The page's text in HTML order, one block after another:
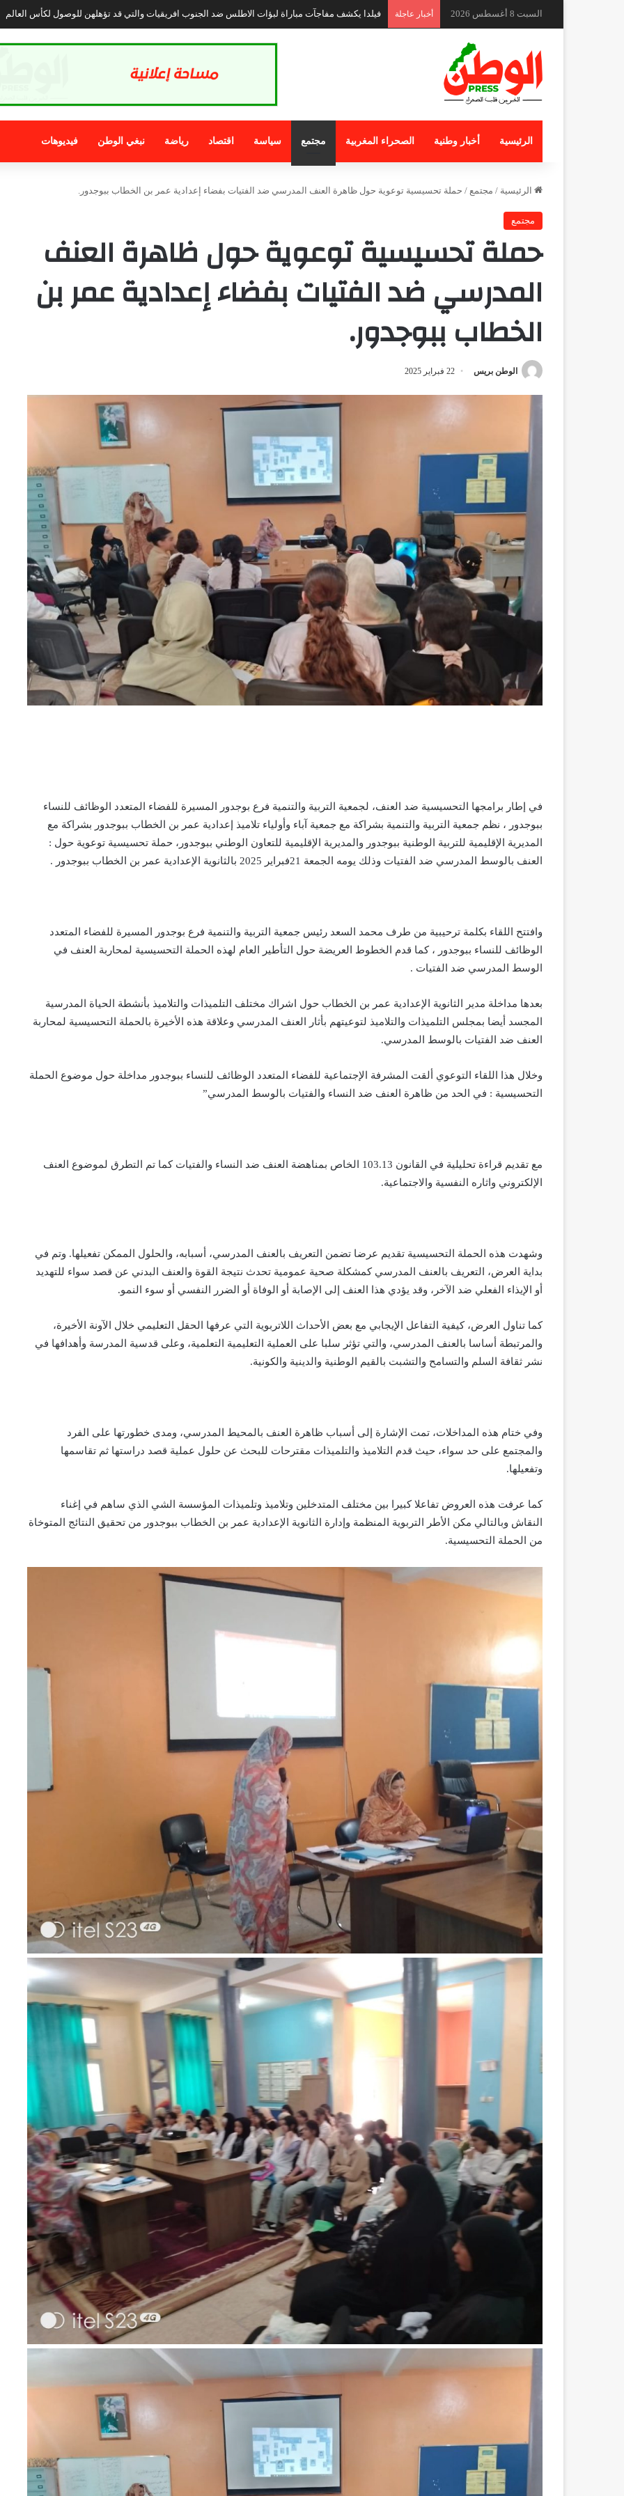
السبت 8 أغسطس 2026 أخبار عاجلة ندوة دولية بكوتونو تبرز وضعية المرأة بالأقاليم الجنوبية المغربية وتجارب التمكين في العالم :
الرئيسية أخبار وطنية الصحراء المغربية مجتمع سياسة اقتصاد رياضة نبغي الوطن فيديوهات
الرئيسية / مجتمع / حملة تحسيسية توعوية حول ظاهرة العنف المدرسي ضد الفتيات بفضاء إعدادية عمر بن الخطاب ببوجدور.
مجتمع
حملة تحسيسية توعوية حول ظاهرة العنف
المدرسي ضد الفتيات بفضاء إعدادية عمر بن
الخطاب ببوجدور.
الوطن بريس 22 فبراير 2025
في إطار برامجها التحسيسية ضد العنف، لجمعية التربية والتنمية فرع بوجدور المسيرة للفضاء المتعدد الوظائف للنساء
ببوجدور ، نظم جمعية التربية والتنمية بشراكة مع جمعية آباء وأولياء تلاميذ إعدادية عمر بن الخطاب ببوجدور بشراكة مع
المديرية الإقليمية للتربية الوطنية ببوجدور والمديرية الإقليمية للتعاون الوطني ببوجدور، حملة تحسيسية توعوية حول :
العنف بالوسط المدرسي ضد الفتيات وذلك يومه الجمعة 21فبراير 2025 بالثانوية الإعدادية عمر بن الخطاب ببوجدور .
وافتتح اللقاء بكلمة ترحيبية من طرف محمد السعد رئيس جمعية التربية والتنمية فرع بوجدور المسيرة للفضاء المتعدد
الوظائف للنساء ببوجدور ، كما قدم الخطوط العريضة حول التأطير العام لهذه الحملة التحسيسية لمحاربة العنف في
الوسط المدرسي ضد الفتيات .
بعدها مداخلة مدير الثانوية الإعدادية عمر بن الخطاب حول اشراك مختلف التلميذات والتلاميذ بأنشطة الحياة المدرسية
المجسد أيضا بمجلس التلميذات والتلاميذ لتوعيتهم بأثار العنف المدرسي وعلاقة هذه الأخيرة بالحملة التحسيسية لمحاربة
العنف ضد الفتيات بالوسط المدرسي.
وخلال هذا اللقاء التوعوي ألقت المشرفة الإجتماعية للفضاء المتعدد الوظائف للنساء ببوجدور مداخلة حول موضوع الحملة
التحسيسية : في الحد من ظاهرة العنف ضد النساء والفتيات بالوسط المدرسي”
مع تقديم قراءة تحليلية في القانون 103.13 الخاص بمناهضة العنف ضد النساء والفتيات كما تم التطرق لموضوع العنف
الإلكتروني واثاره النفسية والاجتماعية.
وشهدت هذه الحملة التحسيسية تقديم عرضا تضمن التعريف بالعنف المدرسي، أسبابه، والحلول الممكن تفعيلها. وتم في
بداية العرض، التعريف بالعنف المدرسي كمشكلة صحية عمومية تحدث نتيجة القوة والعنف البدني عن قصد سواء للتهديد
أو الإيذاء الفعلي ضد الآخر، وقد يؤدي هذا العنف إلى الإصابة أو الوفاة أو الضرر النفسي أو سوء النمو.
كما تناول العرض، كيفية التفاعل الإيجابي مع بعض الأحداث اللاتربوية التي عرفها الحقل التعليمي خلال الآونة الأخيرة،
والمرتبطة أساسا بالعنف المدرسي، والتي تؤثر سلبا على العملية التعليمية التعلمية، وعلى قدسية المدرسة وأهدافها في
نشر ثقافة السلم والتسامح والتشبت بالقيم الوطنية والدينية والكونية.
وفي ختام هذه المداخلات، تمت الإشارة إلى أسباب ظاهرة العنف بالمحيط المدرسي، ومدى خطورتها على الفرد
والمجتمع على حد سواء، حيث قدم التلاميذ والتلميذات مقترحات للبحث عن حلول عملية قصد دراستها ثم تقاسمها
وتفعيلها.
كما عرفت هذه العروض تفاعلا كبيرا بين مختلف المتدخلين وتلاميذ وتلميذات المؤسسة الشي الذي ساهم في إغناء
النقاش وبالتالي مكن الأطر التربوية المنظمة وإدارة الثانوية الإعدادية عمر بن الخطاب ببوجدور من تحقيق النتائج المتوخاة
من الحملة التحسيسية.